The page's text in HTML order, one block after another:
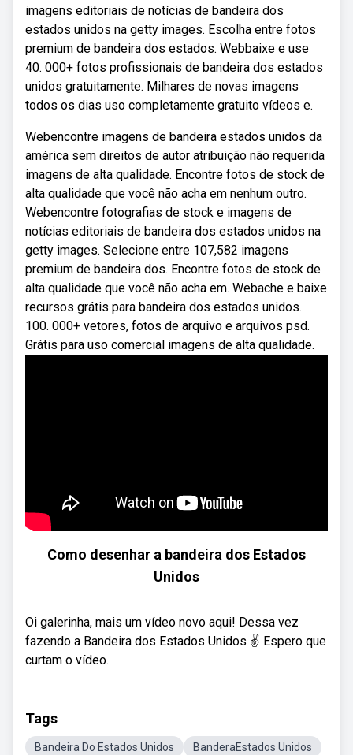
imagens editoriais de notícias de bandeira dos
estados unidos na getty images. Escolha entre fotos
premium de bandeira dos estados. Webbaixe e use
40. 000+ fotos profissionais de bandeira dos estados
unidos gratuitamente. Milhares de novas imagens
todos os dias uso completamente gratuito vídeos e.
Webencontre imagens de bandeira estados unidos da
américa sem direitos de autor atribuição não requerida
imagens de alta qualidade. Encontre fotos de stock de
alta qualidade que você não acha em nenhum outro.
Webencontre fotografias de stock e imagens de
notícias editoriais de bandeira dos estados unidos na
getty images. Selecione entre 107,582 imagens
premium de bandeira dos. Encontre fotos de stock de
alta qualidade que você não acha em. Webache e baixe
recursos grátis para bandeira dos estados unidos.
100. 000+ vetores, fotos de arquivo e arquivos psd.
Grátis para uso comercial imagens de alta qualidade.
Como desenhar a bandeira dos Estados
Unidos
Oi galerinha, mais um vídeo novo aqui! Dessa vez
fazendo a Bandeira dos Estados Unidos ✌️ Espero que
curtam o vídeo.
Tags
Bandeira Do Estados Unidos BanderaEstados Unidos